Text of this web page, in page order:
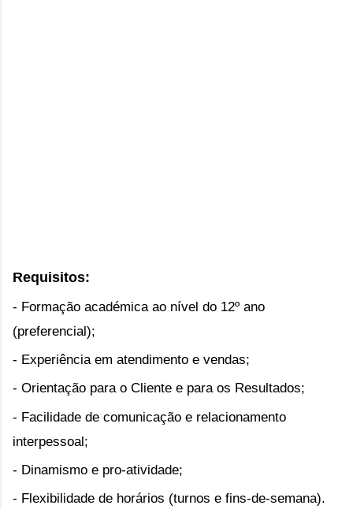
Requisitos:
- Formação académica ao nível do 12º ano
(preferencial);
- Experiência em atendimento e vendas;
- Orientação para o Cliente e para os Resultados;
- Facilidade de comunicação e relacionamento
interpessoal;
- Dinamismo e pro-atividade;
- Flexibilidade de horários (turnos e fins-de-semana).